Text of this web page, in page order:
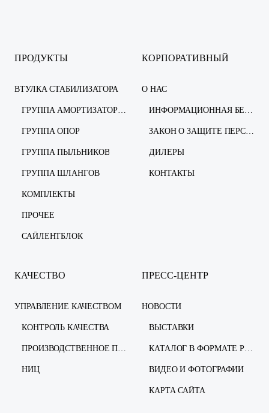
ПРОДУКТЫ
ВТУЛКА СТАБИЛИЗАТОРА
ГРУППА АМОРТИЗАТОРОВ
ГРУППА ОПОР
ГРУППА ПЫЛЬНИКОВ
ГРУППА ШЛАНГОВ
КОМПЛЕКТЫ
ПРОЧЕЕ
САЙЛЕНТБЛОК
КОРПОРАТИВНЫЙ
О НАС
ИНФОРМАЦИОННАЯ БЕЗОПАСНОСТЬ
ЗАКОН О ЗАЩИТЕ ПЕРСОНАЛЬНЫХ ДАННЫХ
ДИЛЕРЫ
КОНТАКТЫ
КАЧЕСТВО
УПРАВЛЕНИЕ КАЧЕСТВОМ
КОНТРОЛЬ КАЧЕСТВА
ПРОИЗВОДСТВЕННОЕ ПРЕДПРИЯТИЕ
НИЦ
ПРЕСС-ЦЕНТР
НОВОСТИ
ВЫСТАВКИ
КАТАЛОГ В ФОРМАТЕ PDF
ВИДЕО И ФОТОГРАФИИ
КАРТА САЙТА